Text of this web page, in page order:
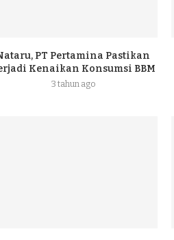
PT Pertamina Pastikan
Kenaikan Konsumsi BBM
3 tahun ago